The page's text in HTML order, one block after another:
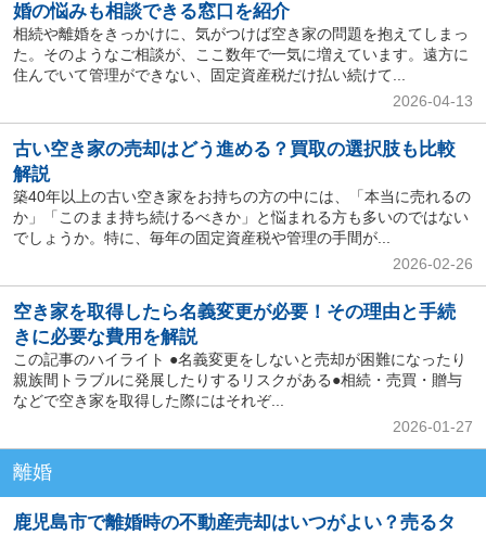
婚の悩みも相談できる窓口を紹介
相続や離婚をきっかけに、気がつけば空き家の問題を抱えてしまっ
た。そのようなご相談が、ここ数年で一気に増えています。遠方に
住んでいて管理ができない、固定資産税だけ払い続けて...
2026-04-13
古い空き家の売却はどう進める？買取の選択肢も比較
解説
築40年以上の古い空き家をお持ちの方の中には、「本当に売れるの
か」「このまま持ち続けるべきか」と悩まれる方も多いのではない
でしょうか。特に、毎年の固定資産税や管理の手間が...
2026-02-26
空き家を取得したら名義変更が必要！その理由と手続
きに必要な費用を解説
この記事のハイライト ●名義変更をしないと売却が困難になったり
親族間トラブルに発展したりするリスクがある●相続・売買・贈与
などで空き家を取得した際にはそれぞ...
2026-01-27
離婚
鹿児島市で離婚時の不動産売却はいつがよい？売るタ